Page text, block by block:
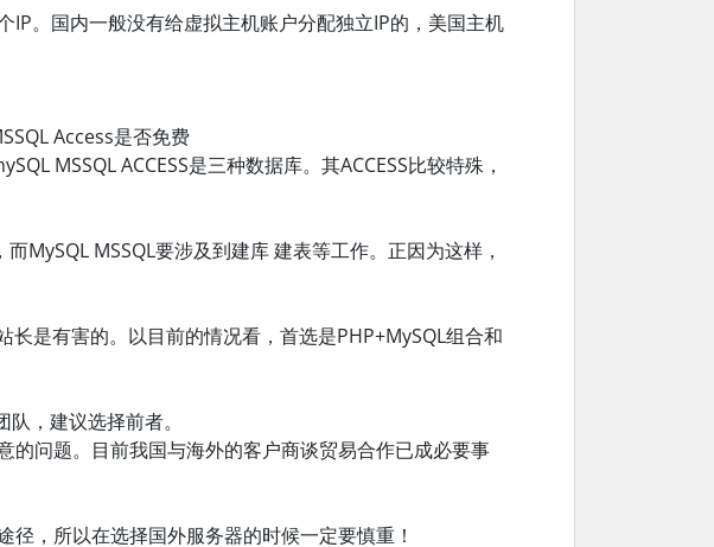
IP。国内一般没有给虚拟主机账户分配独立IP的，美国主机
Access是否免费
MSSQL ACCESS是三种数据库。其ACCESS比较特殊，
MySQL MSSQL要涉及到建库 建表等工作。正因为这样，
长是有害的。以目前的情况看，首选是PHP+MySQL组合和
，建议选择前者。
的问题。目前我国与海外的客户商谈贸易合作已成必要事
，所以在选择国外服务器的时候一定要慎重！